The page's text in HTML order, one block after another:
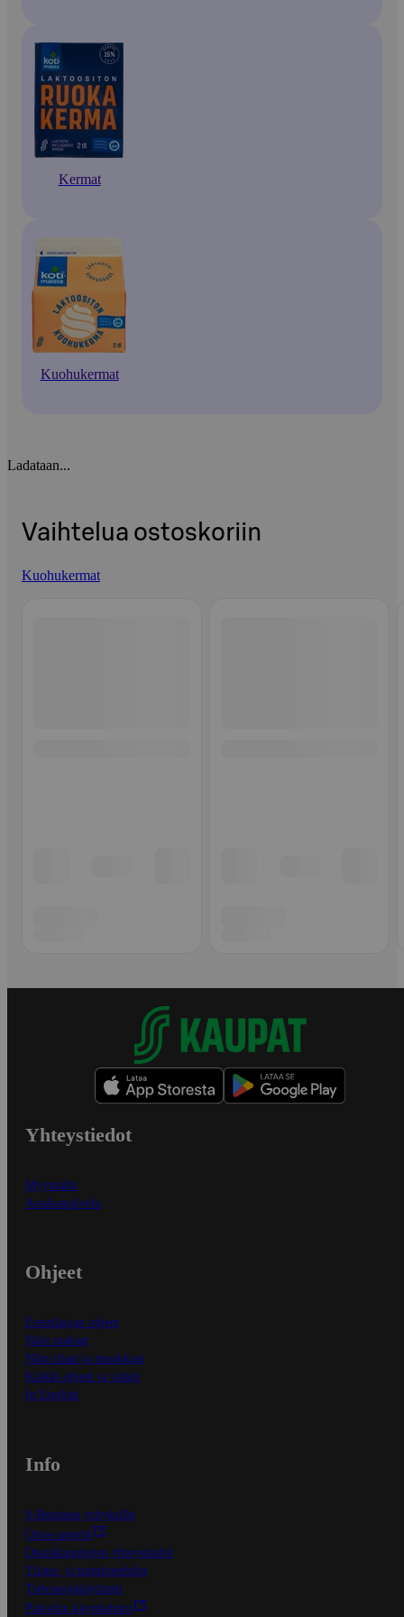
Kermat
Kuohukermat
Ladataan...
Vaihtelua ostoskoriin
Kuohukermat
Yhteystiedot
Myymälät
Asiakaspalvelu
Ohjeet
Ensitilaajan ohjeet
Näin maksat
Näin tilaat ja muokkaat
Kaikki ohjeet ja vinkit
In English
Info
S-Business yrityksille
Oiva-raportit
Osuuskauppojen yhteystiedot
Tilaus- ja toimitusehdot
Tietosuojakäytäntö
Palvelun käyttöehdot